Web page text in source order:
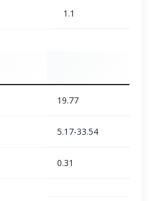
1.1
19.77
5.17-33.54
0.31